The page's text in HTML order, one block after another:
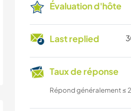
Évaluation d'hôte
Last replied
Taux de réponse
Répond généralement ≤